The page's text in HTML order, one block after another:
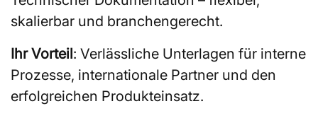
skalierbar und branchengerecht.
Ihr Vorteil: Verlässliche Unterlagen für interne
Prozesse, internationale Partner und den
erfolgreichen Produkteinsatz.